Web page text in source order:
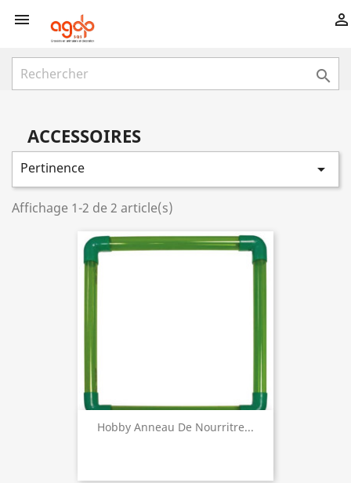
 

ACCESSOIRES
Pertinence 
Affichage 1-2 de 2 article(s)
Hobby Anneau De Nourritre...